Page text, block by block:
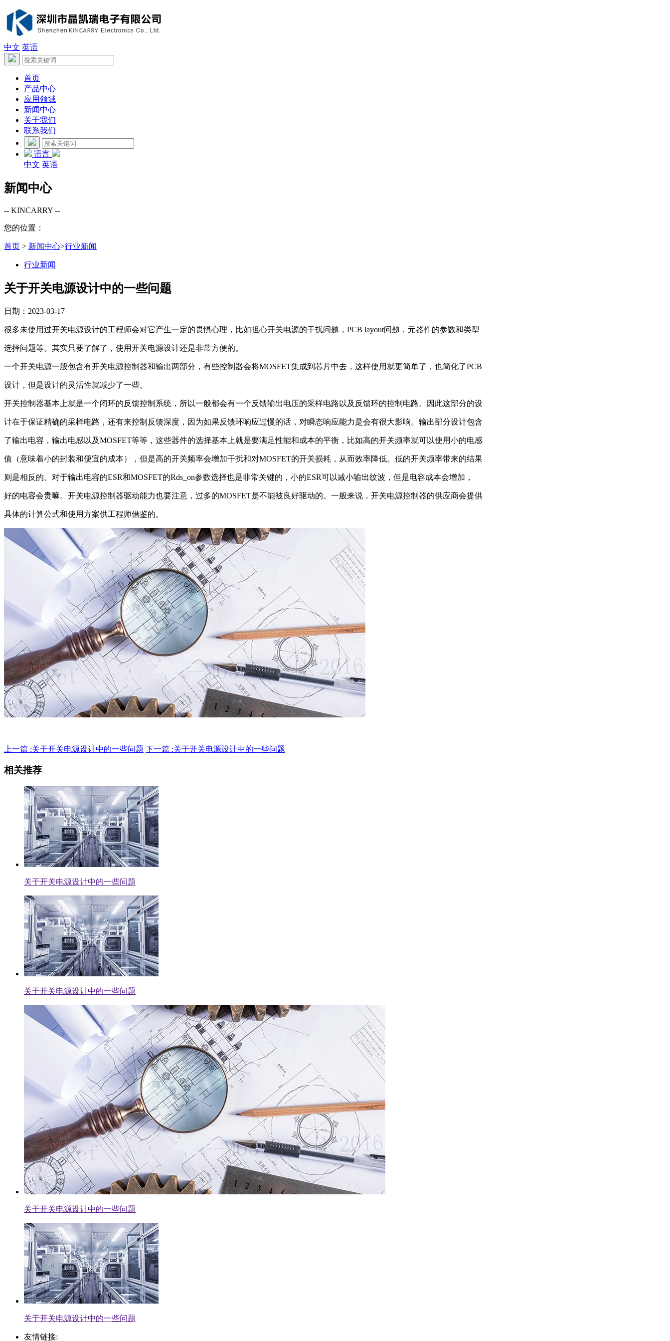
中文 英语
首页
产品中心
应用领域
新闻中心
关于我们
联系我们
语言
中文 英语
新闻中心
-- KINCARRY --
您的位置：
首页 > 新闻中心>行业新闻
行业新闻
关于开关电源设计中的一些问题
日期：2023-03-17
很多未使用过开关电源设计的工程师会对它产生一定的畏惧心理，比如担心开关电源的干扰问题，PCB layout问题，元器件的参数和类型
选择问题等。其实只要了解了，使用开关电源设计还是非常方便的。
一个开关电源一般包含有开关电源控制器和输出两部分，有些控制器会将MOSFET集成到芯片中去，这样使用就更简单了，也简化了PCB
设计，但是设计的灵活性就减少了一些。
开关控制器基本上就是一个闭环的反馈控制系统，所以一般都会有一个反馈输出电压的采样电路以及反馈环的控制电路。因此这部分的设
计在于保证精确的采样电路，还有来控制反馈深度，因为如果反馈环响应过慢的话，对瞬态响应能力是会有很大影响。输出部分设计包含
了输出电容，输出电感以及MOSFET等等，这些器件的选择基本上就是要满足性能和成本的平衡，比如高的开关频率就可以使用小的电感
值（意味着小的封装和便宜的成本），但是高的开关频率会增加干扰和对MOSFET的开关损耗，从而效率降低。低的开关频率带来的结果
则是相反的。对于输出电容的ESR和MOSFET的Rds_on参数选择也是非常关键的，小的ESR可以减小输出纹波，但是电容成本会增加，
好的电容会贵嘛。开关电源控制器驱动能力也要注意，过多的MOSFET是不能被良好驱动的。一般来说，开关电源控制器的供应商会提供
具体的计算公式和使用方案供工程师借鉴的。
上一篇 :关于开关电源设计中的一些问题 下一篇 :关于开关电源设计中的一些问题
相关推荐
关于开关电源设计中的一些问题
关于开关电源设计中的一些问题
关于开关电源设计中的一些问题
关于开关电源设计中的一些问题
友情链接: